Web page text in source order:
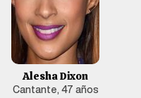
Alesha Dixon
Cantante, 47 años